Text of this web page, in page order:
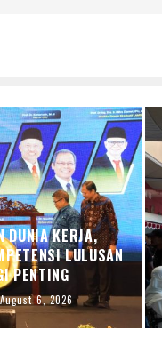
DUNIA KERJA,
LULUSAN
PENTING
August 6, 2026